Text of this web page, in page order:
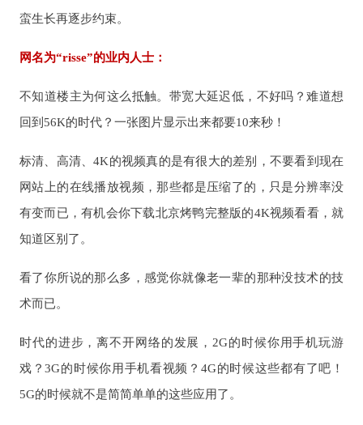
蛮生长再逐步约束。
网名为“risse”的业内人士：
不知道楼主为何这么抵触。带宽大延迟低，不好吗？难道想
回到56K的时代？一张图片显示出来都要10来秒！
标清、高清、4K的视频真的是有很大的差别，不要看到现在
网站上的在线播放视频，那些都是压缩了的，只是分辨率没
有变而已，有机会你下载北京烤鸭完整版的4K视频看看，就
知道区别了。
看了你所说的那么多，感觉你就像老一辈的那种没技术的技
术而已。
时代的进步，离不开网络的发展，2G的时候你用手机玩游
戏？3G的时候你用手机看视频？4G的时候这些都有了吧！
5G的时候就不是简简单单的这些应用了。